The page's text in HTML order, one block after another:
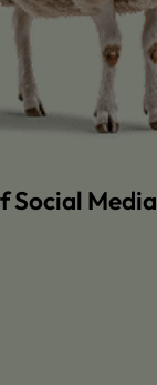
Social Media